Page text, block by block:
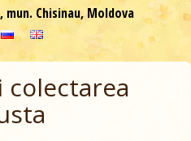
Chisinau, Moldova